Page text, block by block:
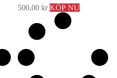
500,00kr KÖP NU